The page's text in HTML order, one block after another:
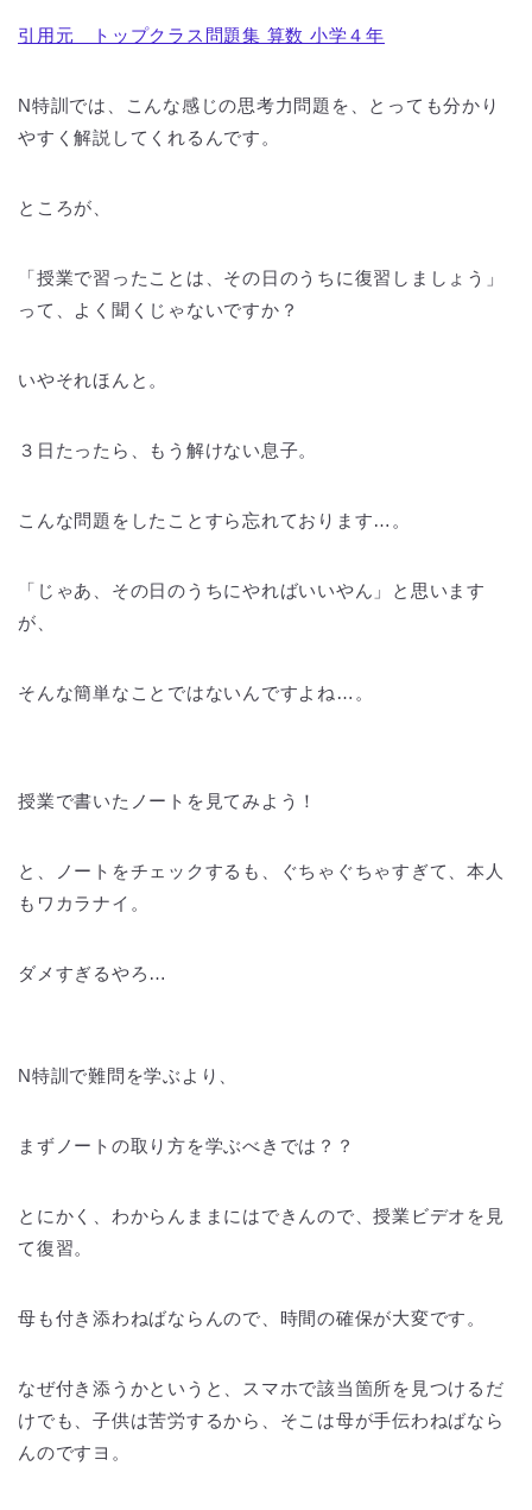
引用元 トップクラス問題集 算数 小学４年
N特訓では、こんな感じの思考力問題を、とっても分かり
やすく解説してくれるんです。
ところが、
「授業で習ったことは、その日のうちに復習しましょう」
って、よく聞くじゃないですか？
いやそれほんと。
３日たったら、もう解けない息子。
こんな問題をしたことすら忘れております…。
「じゃあ、その日のうちにやればいいやん」と思います
が、
そんな簡単なことではないんですよね…。
授業で書いたノートを見てみよう！
と、ノートをチェックするも、ぐちゃぐちゃすぎて、本人
もワカラナイ。
ダメすぎるやろ…
N特訓で難問を学ぶより、
まずノートの取り方を学ぶべきでは？？
とにかく、わからんままにはできんので、授業ビデオを見
て復習。
母も付き添わねばならんので、時間の確保が大変です。
なぜ付き添うかというと、スマホで該当箇所を見つけるだ
けでも、子供は苦労するから、そこは母が手伝わねばなら
んのですヨ。